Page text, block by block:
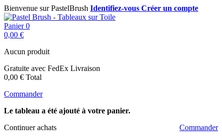
Bienvenue sur PastelBrush Identifiez-vous Créer un compte
Panier 0
0,00 €
Aucun produit
Gratuite avec FedEx Livraison
0,00 € Total
Commander
Le tableau a été ajouté à votre panier.
Continuer achats
Commander